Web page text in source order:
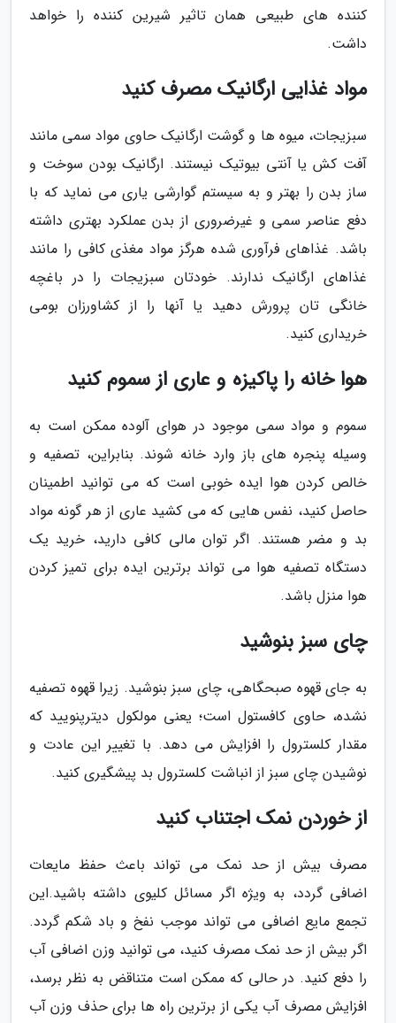
کننده های طبیعی همان تاثیر شیرین کننده را خواهد
داشت.
مواد غذایی ارگانیک مصرف کنید
سبزیجات، میوه ها و گوشت ارگانیک حاوی مواد سمی مانند
آفت کش یا آنتی بیوتیک نیستند. ارگانیک بودن سوخت و
ساز بدن را بهتر و به سیستم گوارشی یاری می نماید که با
دفع عناصر سمی و غیرضروری از بدن عملکرد بهتری داشته
باشد. غذاهای فرآوری شده هرگز مواد مغذی کافی را مانند
غذاهای ارگانیک ندارند. خودتان سبزیجات را در باغچه
خانگی تان پرورش دهید یا آنها را از کشاورزان بومی
خریداری کنید.
هوا خانه را پاکیزه و عاری از سموم کنید
سموم و مواد سمی موجود در هوای آلوده ممکن است به
وسیله پنجره های باز وارد خانه شوند. بنابراین، تصفیه و
خالص کردن هوا ایده خوبی است که می توانید اطمینان
حاصل کنید، نفس هایی که می کشید عاری از هر گونه مواد
بد و مضر هستند. اگر توان مالی کافی دارید، خرید یک
دستگاه تصفیه هوا می تواند برترین ایده برای تمیز کردن
هوا منزل باشد.
چای سبز بنوشید
به جای قهوه صبحگاهی، چای سبز بنوشید. زیرا قهوه تصفیه
نشده، حاوی کافستول است؛ یعنی مولکول دیترپنویید که
مقدار کلسترول را افزایش می دهد. با تغییر این عادت و
نوشیدن چای سبز از انباشت کلسترول بد پیشگیری کنید.
از خوردن نمک اجتناب کنید
مصرف بیش از حد نمک می تواند باعث حفظ مایعات
اضافی گردد، به ویژه اگر مسائل کلیوی داشته باشید.این
تجمع مایع اضافی می تواند موجب نفخ و باد شکم گردد.
اگر بیش از حد نمک مصرف کنید، می توانید وزن اضافی آب
را دفع کنید. در حالی که ممکن است متناقض به نظر برسد،
افزایش مصرف آب یکی از برترین راه ها برای حذف وزن آب